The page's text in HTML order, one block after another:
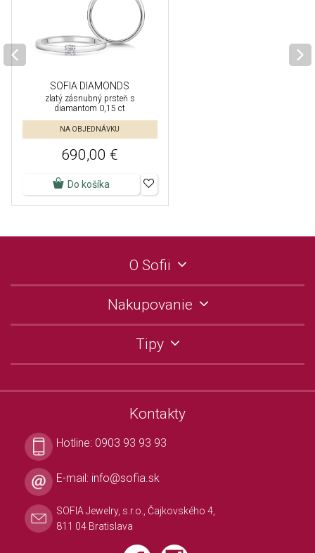
SOFIA DIAMONDS
zlatý zásnubný prsteň s
diamantom 0,15 ct
NA OBJEDNÁVKU
690,00 €
Do košíka
O Sofii
Nakupovanie
Tipy
Kontakty
Hotline: 0903 93 93 93
E-mail: info@sofia.sk
SOFIA Jewelry, s.r.o., Čajkovského 4,
811 04 Bratislava